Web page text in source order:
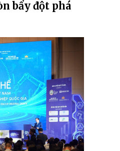
bẩy đột phá